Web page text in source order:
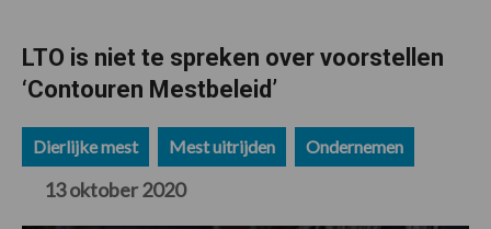
LTO is niet te spreken over voorstellen
‘Contouren Mestbeleid’
Dierlijke mest Mest uitrijden Ondernemen
13 oktober 2020